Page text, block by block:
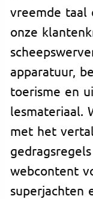
vreemde taal
onze
apparatuur,
toerisme en
lesmateriaal.
met het
webcontent
superjachten